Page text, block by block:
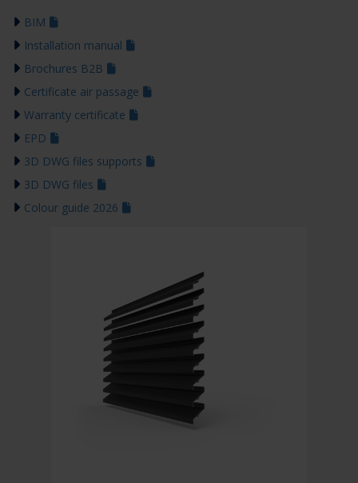
BIM
Installation manual
Brochures B2B
Certificate air passage
Warranty certificate
EPD
3D DWG files supports
3D DWG files
Colour guide 2026